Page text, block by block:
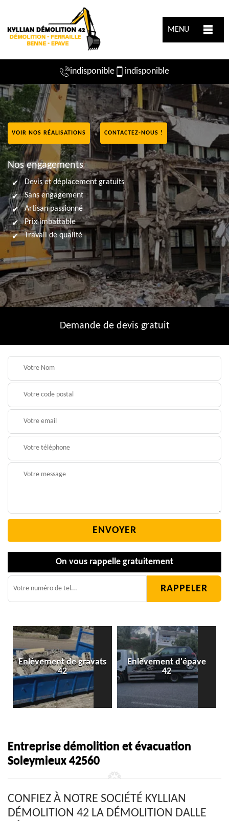
MENU
indisponible indisponible
VOIR NOS RÉALISATIONS CONTACTEZ-NOUS !
Nos engagements
Devis et déplacement gratuits
Sans engagement
Artisan passionné
Prix imbattable
Travail de qualité
Demande de devis gratuit
On vous rappelle gratuitement
Enlèvement de gravats
42
Enlèvement d'épave
42
Entreprise démolition et évacuation
Soleymieux 42560
CONFIEZ À NOTRE SOCIÉTÉ KYLLIAN
DÉMOLITION 42 LA DÉMOLITION DALLE